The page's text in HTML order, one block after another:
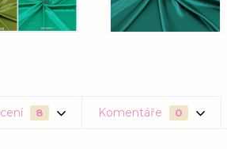
8 Komentáře 0